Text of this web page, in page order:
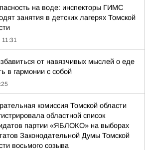
на воде: инспекторы ГИМС
занятия в детских лагерях Томской
11:31
от навязчивых мыслей о еде
в гармонии с собой
комиссия Томской области
областной список
партии «ЯБЛОКО» на выборах
Законодательной Думы Томской
восьмого созыва